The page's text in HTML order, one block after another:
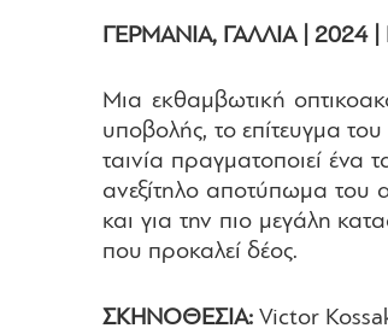
ΓΕΡΜΑΝΙΑ, ΓΑΛΛΙΑ | 2024
Μια εκθαμβωτική
υποβολής, το επίτευγμα
ταινία πραγματοποιεί
ανεξίτηλο αποτύπωμα του
και για την πιο μεγάλη
που προκαλεί δέος.
ΣΚΗΝΟΘΕΣΙΑ: Victor